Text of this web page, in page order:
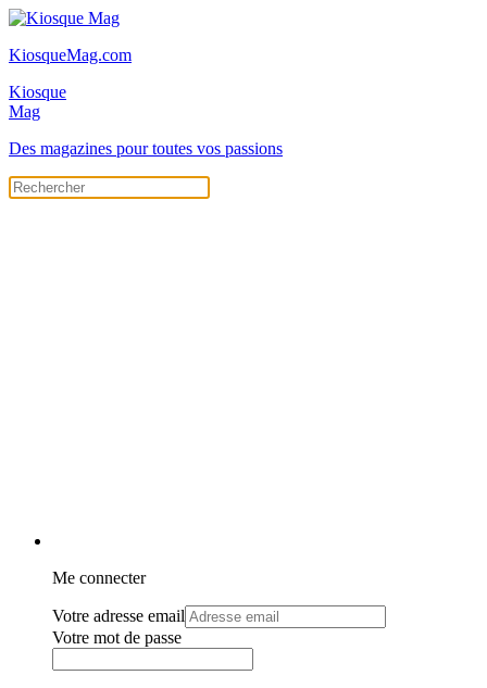
KiosqueMag.com
Kiosque
Mag
Des magazines pour toutes vos passions
Me connecter
Votre adresse email
Votre mot de passe